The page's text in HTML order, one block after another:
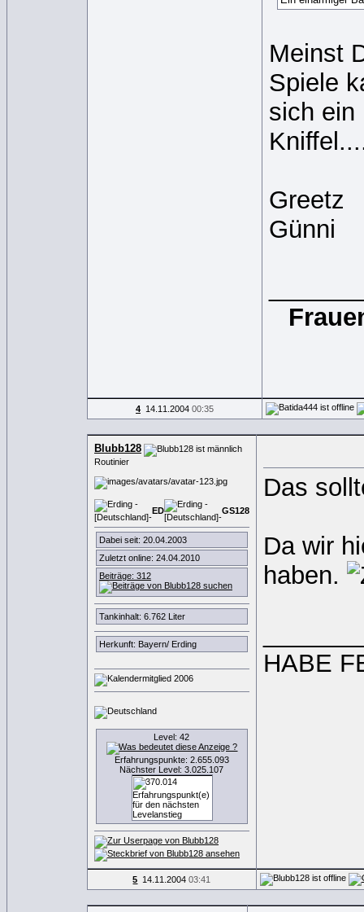
Meinst
Spiele
sich ein
Greetz
Günni
4 14.11.2004 00:35
Blubb128
Routinier
ED GS128
Dabei seit: 20.04.2003
Zuletzt online: 24.04.2010
Beiträge: 312
Tankinhalt: 6.762 Liter
Herkunft: Bayern/ Erding
Level: 42
Erfahrungspunkte: 2.655.093
Nächster Level: 3.025.107
Das
Da wir
haben.
HABE
5 14.11.200403:41